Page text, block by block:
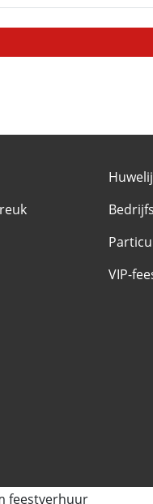
VIP-
feestverhuur